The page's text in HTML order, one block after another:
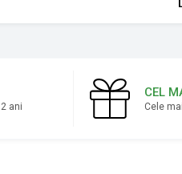
ani
CEL
Cele